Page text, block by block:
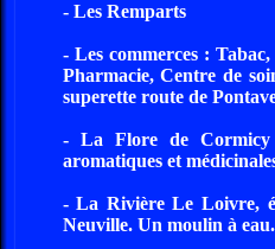
- Les Remparts
- Les commerces :
Pharmacie, Centre de
superette route de
- La Flore de Cormicy
aromatiques et
- La Rivière Le Loivre,
Neuville. Un moulin à eau.